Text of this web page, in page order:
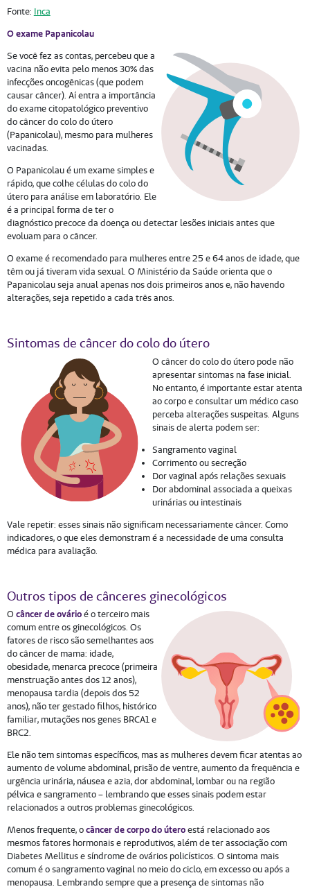
Fonte: Inca
O exame Papanicolau
Se você fez as contas, percebeu que a
vacina não evita pelo menos 30% das
infecções oncogênicas (que podem
causar câncer). Aí entra a importância
do exame citopatológico preventivo
do câncer do colo do útero
(Papanicolau), mesmo para mulheres
vacinadas.
O Papanicolau é um exame simples e
rápido, que colhe células do colo do
útero para análise em laboratório. Ele
é a principal forma de ter o
diagnóstico precoce da doença ou detectar lesões iniciais antes que
evoluam para o câncer.
O exame é recomendado para mulheres entre 25 e 64 anos de idade, que
têm ou já tiveram vida sexual. O Ministério da Saúde orienta que o
Papanicolau seja anual apenas nos dois primeiros anos e, não havendo
alterações, seja repetido a cada três anos.
Sintomas de câncer do colo do útero
O câncer do colo do útero pode não
apresentar sintomas na fase inicial.
No entanto, é importante estar atenta
ao corpo e consultar um médico caso
perceba alterações suspeitas. Alguns
sinais de alerta podem ser:
Sangramento vaginal
Corrimento ou secreção
Dor vaginal após relações sexuais
Dor abdominal associada a queixas
urinárias ou intestinais
Vale repetir: esses sinais não significam necessariamente câncer. Como
indicadores, o que eles demonstram é a necessidade de uma consulta
médica para avaliação.
Outros tipos de cânceres ginecológicos
O câncer de ovárioé o terceiro mais
comum entre os ginecológicos. Os
fatores de risco são semelhantes aos
do câncer de mama: idade,
obesidade, menarca precoce (primeira
menstruação antes dos 12 anos),
menopausa tardia (depois dos 52
anos), não ter gestado filhos, histórico
familiar, mutações nos genes BRCA1 e
BRC2.
Ele não tem sintomas específicos, mas as mulheres devem ficar atentas ao
aumento de volume abdominal, prisão de ventre, aumento da frequência e
urgência urinária, náusea e azia, dor abdominal, lombar ou na região
pélvica e sangramento – lembrando que esses sinais podem estar
relacionados a outros problemas ginecológicos.
Menos frequente, ocâncer de corpo do úteroestá relacionado aos
mesmos fatores hormonais e reprodutivos, além de ter associação com
Diabetes Mellitus e síndrome de ovários policísticos. O sintoma mais
comum é o sangramento vaginal no meio do ciclo, em excesso ou após a
menopausa. Lembrando sempre que a presença de sintomas não